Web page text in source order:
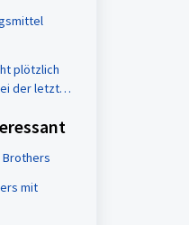
plötzlich
der letzten
Brothers
mit